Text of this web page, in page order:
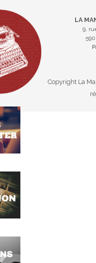
LA
9,
Copyright La